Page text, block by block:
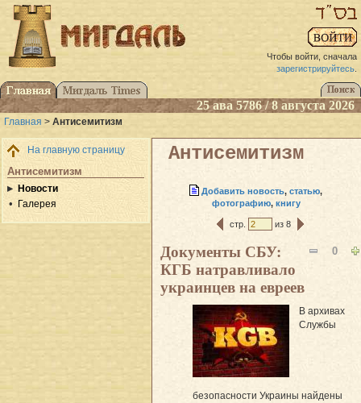
Чтобы войти, сначала
зарегистрируйтесь.
25 ава 5786 / 8 августа 2026
Главная > Антисемитизм
На главную страницу
Антисемитизм
Новости
Галерея
Антисемитизм
Добавить новость,статью,
фотографию, книгу
стр. из 8
0
Документы СБУ:
КГБ натравливало
украинцев на евреев
В архивах
Службы
безопасности Украины найдены